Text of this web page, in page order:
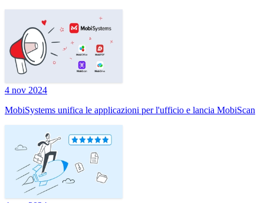
4 nov 2024
MobiSystems unifica le applicazioni per l'ufficio e lancia MobiScan